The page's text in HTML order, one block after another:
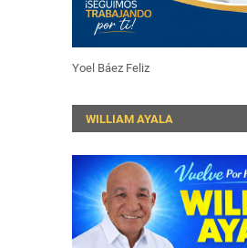
Yoel Báez Feliz
WILLIAM AYALA